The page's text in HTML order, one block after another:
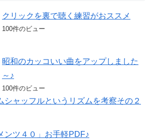
クリックを裏で聴く練習がおススメ
100件のビュー
昭和のカッコいい曲をアップしました
～♪
100件のビュー
シャッフルというリズムを考察その２
ンツ４０」お手軽PDF♪